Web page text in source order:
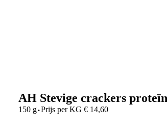
AH Stevige crackers
150 g·Prijs per KG € 14,60